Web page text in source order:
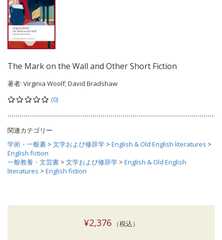
The Mark on the Wall and Other Short Fiction
著者: Virginia Woolf; David Bradshaw
(0)
関連カテゴリー
学術・一般書 > 文学および修辞学 > English & Old English literatures >
English fiction
一般教養・文芸書 > 文学および修辞学 > English & Old English
literatures > English fiction
¥2,376（税込）